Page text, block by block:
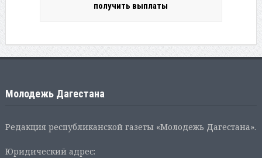
получить выплаты
Молодежь Дагестана
Редакция республиканской газеты «Молодежь Дагестана».
Юридический адрес: